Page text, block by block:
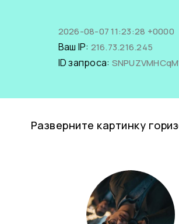
2026-08-07 11:23:28 +0000
Ваш IP: 216.73.216.245
ID запроса:
Разверните картинку